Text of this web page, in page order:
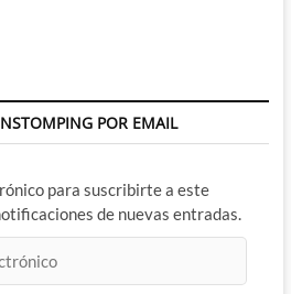
POR EMAIL
para suscribirte a este
de nuevas entradas.